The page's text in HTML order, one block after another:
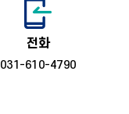
전화
031-610-4790